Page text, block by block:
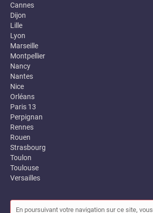
Cannes
Dijon
Lille
Lyon
Marseille
Montpellier
Nancy
Nantes
Nice
Orléans
Paris 13
Perpignan
Rennes
Rouen
Strasbourg
Toulon
Toulouse
Versailles
En poursuivant votre navigation sur ce site, vous